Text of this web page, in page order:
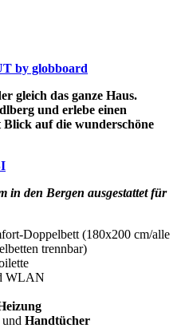
by globboard
gleich das ganze Haus.
und erlebe einen
auf die wunderschöne
in den Bergen ausgestattet für
Doppelbett (180x200 cm/alle
trennbar)
WLAN
und Handtücher